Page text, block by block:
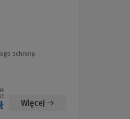
ochronę.
Więcej